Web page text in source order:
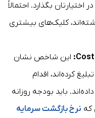
اختیارتان بگذارد. احتمالاً
کلیک‌های بیشتری
این شاخص نشان
کرده‌اند، اقدام
باید بودجه روزانه
که نرخ بازگشت سرمایه